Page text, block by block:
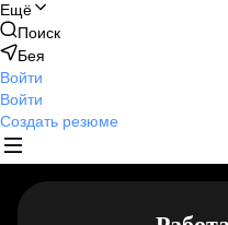
Ещё
Поиск
Бея
Войти
Войти
Создать резюме